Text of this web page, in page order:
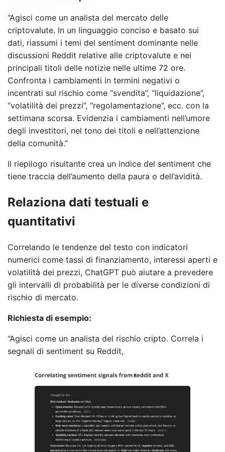
“Agisci come un analista del mercato delle
criptovalute. In un linguaggio conciso e basato sui
dati, riassumi i temi del sentiment dominante nelle
discussioni Reddit relative alle criptovalute e nei
principali titoli delle notizie nelle ultime 72 ore.
Confronta i cambiamenti in termini negativi o
incentrati sul rischio come “svendita”, “liquidazione”,
“volatilità dei prezzi”, “regolamentazione”, ecc. con la
settimana scorsa. Evidenzia i cambiamenti nell’umore
degli investitori, nel tono dei titoli e nell’attenzione
della comunità.”
Il riepilogo risultante crea un indice del sentiment che
tiene traccia dell’aumento della paura o dell’avidità.
Relaziona dati testuali e
quantitativi
Correlando le tendenze del testo con indicatori
numerici come tassi di finanziamento, interessi aperti e
volatilità dei prezzi, ChatGPT può aiutare a prevedere
gli intervalli di probabilità per le diverse condizioni di
rischio di mercato.
Richiesta di esempio:
“Agisci come un analista del rischio cripto. Correla i
segnali di sentiment su Reddit,